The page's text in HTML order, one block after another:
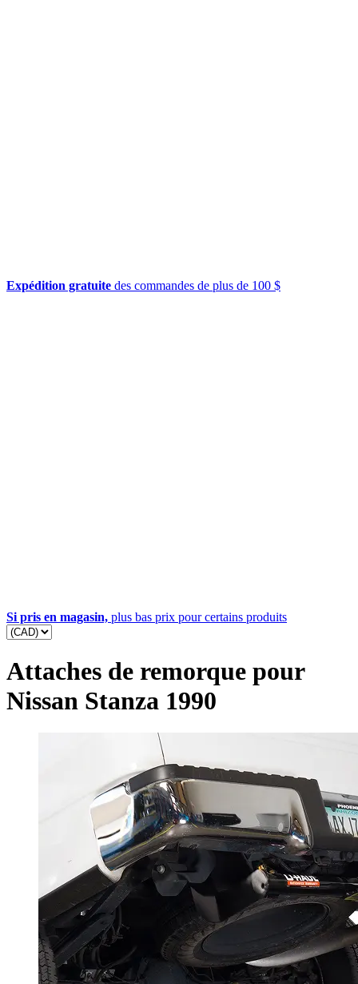
Expédition gratuite des commandes de plus de 100 $
Si pris en magasin, plus bas prix pour certains produits
Attaches de remorque pour
Nissan Stanza 1990